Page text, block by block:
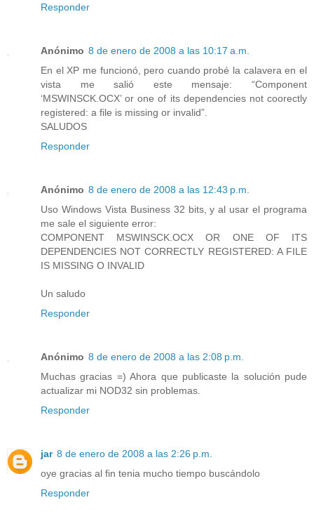
Responder
Anónimo 8 de enero de 2008 a las 10:17 a.m.
En el XP me funcionó, pero cuando probé la calavera en el
vista me salió este mensaje: “Component
‘MSWINSCK.OCX’ or one of its dependencies not coorectly
registered: a file is missing or invalid”.
SALUDOS
Responder
Anónimo 8 de enero de 2008 a las 12:43 p.m.
Uso Windows Vista Business 32 bits, y al usar el programa
me sale el siguiente error:
COMPONENT MSWINSCK.OCX OR ONE OF ITS
DEPENDENCIES NOT CORRECTLY REGISTERED: A FILE
IS MISSING O INVALID
Un saludo
Responder
Anónimo 8 de enero de 2008 a las 2:08 p.m.
Muchas gracias =) Ahora que publicaste la solución pude
actualizar mi NOD32 sin problemas.
Responder
jar 8 de enero de 2008 a las 2:26 p.m.
oye gracias al fin tenia mucho tiempo buscándolo
Responder